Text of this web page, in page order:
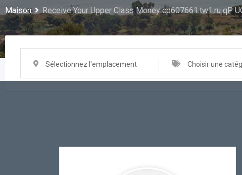
Maison Receive Your Upper Class Money cp607661.tw1.ru qP
Sélectionnez l'emplacement Choisir une